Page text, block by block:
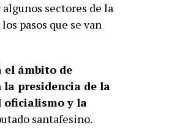
sectores de la
pasos que se van
el ámbito de
presidencia de la
oficialismo y la
santafesino.